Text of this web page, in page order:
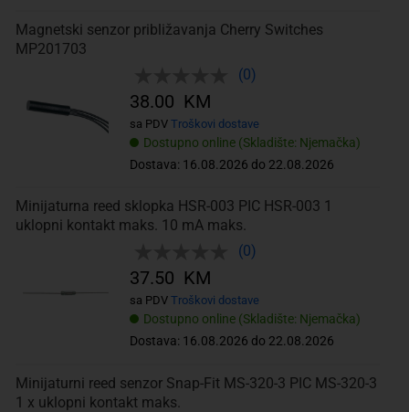
Magnetski senzor približavanja Cherry Switches
MP201703
(0)
Dostupno online (Skladište: Njemačka)
Dostava: 16.08.2026 do 22.08.2026
38.00 KM
sa PDV Troškovi dostave
Minijaturna reed sklopka HSR-003 PIC HSR-003 1
uklopni kontakt maks. 10 mA maks.
(0)
Dostupno online (Skladište: Njemačka)
Dostava: 16.08.2026 do 22.08.2026
37.50 KM
sa PDV Troškovi dostave
Minijaturni reed senzor Snap-Fit MS-320-3 PIC MS-320-3
1 x uklopni kontakt maks.